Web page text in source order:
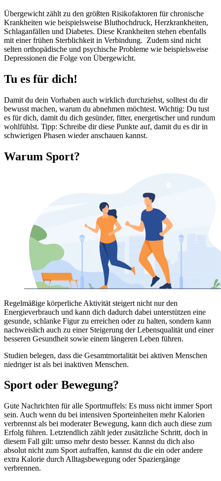
Übergewicht zählt zu den größten Risikofaktoren für chronische
Krankheiten wie beispielsweise Bluthochdruck, Herzkrankheiten,
Schlaganfällen und Diabetes. Diese Krankheiten stehen ebenfalls
mit einer frühen Sterblichkeit in Verbindung. Zudem sind nicht
selten orthopädische und psychische Probleme wie beispielsweise
Depressionen die Folge von Übergewicht.
Tu es für dich!
Damit du dein Vorhaben auch wirklich durchziehst, solltest du dir
bewusst machen, warum du abnehmen möchtest. Wichtig: Du tust
es für dich, damit du dich gesünder, fitter, energetischer und rundum
wohlfühlst. Tipp: Schreibe dir diese Punkte auf, damit du es dir in
schwierigen Phasen wieder anschauen kannst.
Warum Sport?
Regelmäßige körperliche Aktivität steigert nicht nur den
Energieverbrauch und kann dich dadurch dabei unterstützen eine
gesunde, schlanke Figur zu erreichen oder zu halten, sondern kann
nachweislich auch zu einer Steigerung der Lebensqualität und einer
besseren Gesundheit sowie einem längeren Leben führen.
Studien belegen, dass die Gesamtmortalität bei aktiven Menschen
niedriger ist als bei inaktiven Menschen.
Sport oder Bewegung?
Gute Nachrichten für alle Sportmuffels: Es muss nicht immer Sport
sein. Auch wenn du bei intensiven Sporteinheiten mehr Kalorien
verbrennst als bei moderater Bewegung, kann dich auch diese zum
Erfolg führen. Letztendlich zählt jeder zusätzliche Schritt, doch in
diesem Fall gilt: umso mehr desto besser. Kannst du dich also
absolut nicht zum Sport aufraffen, kannst du die ein oder andere
extra Kalorie durch Alltagsbewegung oder Spaziergänge
verbrennen.